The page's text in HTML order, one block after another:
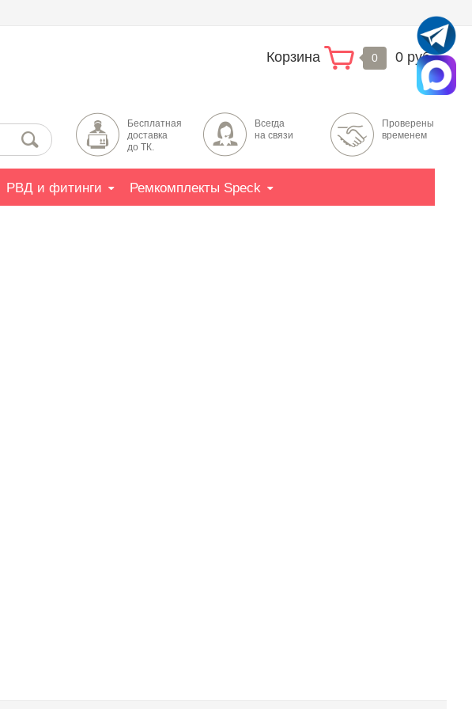
Корзина 0 0 руб.
Бесплатная
доставка
до ТК.
Всегда
на связи
Проверены
временем
РВД и фитинги Ремкомплекты Speck